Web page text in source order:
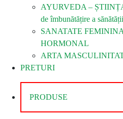
AYURVEDA –
de îmbunătățire a
SANATATE
HORMONAL
ARTA
PRETURI
PRODUSE